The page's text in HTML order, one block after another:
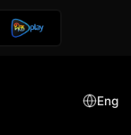
Eng